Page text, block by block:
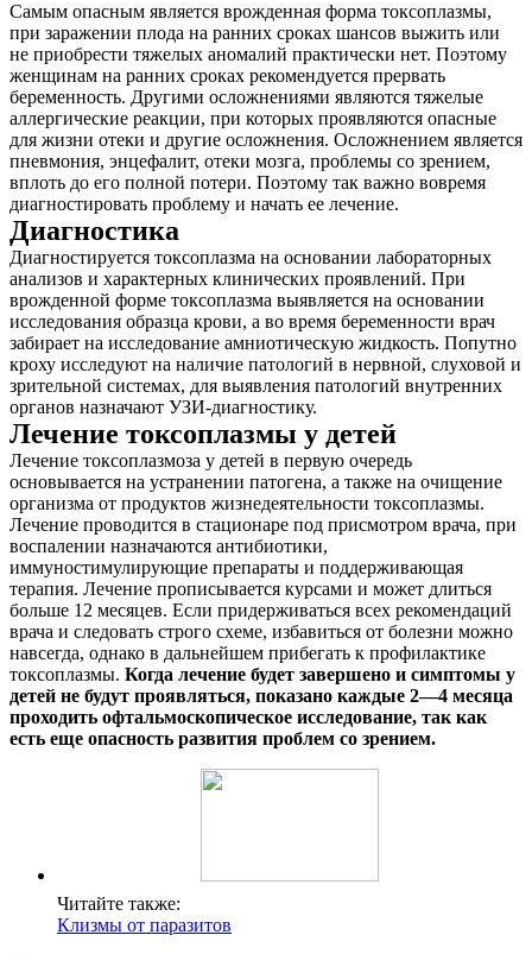
Самым опасным является врожденная форма токсоплазмы,
при заражении плода на ранних сроках шансов выжить или
не приобрести тяжелых аномалий практически нет. Поэтому
женщинам на ранних сроках рекомендуется прервать
беременность. Другими осложнениями являются тяжелые
аллергические реакции, при которых проявляются опасные
для жизни отеки и другие осложнения. Осложнением является
пневмония, энцефалит, отеки мозга, проблемы со зрением,
вплоть до его полной потери. Поэтому так важно вовремя
диагностировать проблему и начать ее лечение.
Диагностика
Диагностируется токсоплазма на основании лабораторных
анализов и характерных клинических проявлений. При
врожденной форме токсоплазма выявляется на основании
исследования образца крови, а во время беременности врач
забирает на исследование амниотическую жидкость. Попутно
кроху исследуют на наличие патологий в нервной, слуховой и
зрительной системах, для выявления патологий внутренних
органов назначают УЗИ-диагностику.
Лечение токсоплазмы у детей
Лечение токсоплазмоза у детей в первую очередь
основывается на устранении патогена, а также на очищение
организма от продуктов жизнедеятельности токсоплазмы.
Лечение проводится в стационаре под присмотром врача, при
воспалении назначаются антибиотики,
иммуностимулирующие препараты и поддерживающая
терапия. Лечение прописывается курсами и может длиться
больше 12 месяцев. Если придерживаться всех рекомендаций
врача и следовать строго схеме, избавиться от болезни можно
навсегда, однако в дальнейшем прибегать к профилактике
токсоплазмы. Когда лечение будет завершено и симптомы у
детей не будут проявляться, показано каждые 2—4 месяца
проходить офтальмоскопическое исследование, так как
есть еще опасность развития проблем со зрением.
Читайте также:
Клизмы от паразитов